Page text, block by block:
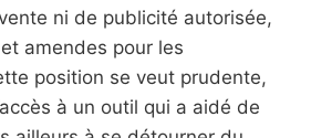
ni de publicité autorisée,
amendes pour les
position se veut prudente,
à un outil qui a aidé de